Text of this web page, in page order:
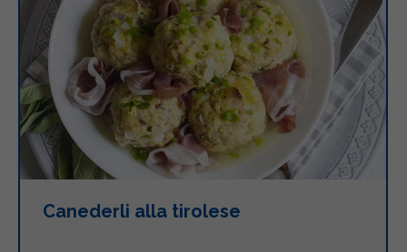
Canederli alla tirolese